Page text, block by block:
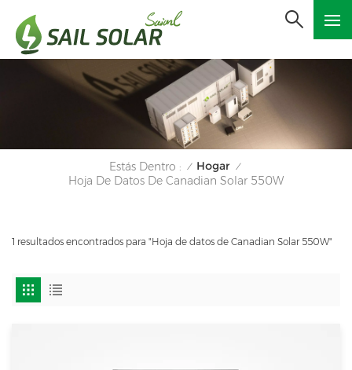
Estás Dentro : / Hogar /
Hoja De Datos De Canadian Solar 550W
1 resultados encontrados para "Hoja de datos de Canadian Solar 550W"